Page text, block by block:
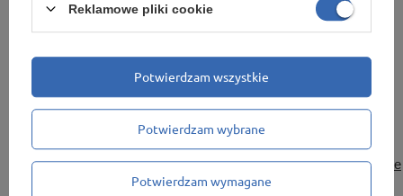
Podmiot odpowiedzialny za
ten produkt na terenie UE
MARBO Ulikowski Spółka
Komandytowa Więcej
Symbol ASM-001411_0
Seria Regały sklepowe ekspozycyjne
Reklamowe pliki cookie
Potwierdzam wybrane
Potwierdzam wymagane
Potwierdzam wszystkie